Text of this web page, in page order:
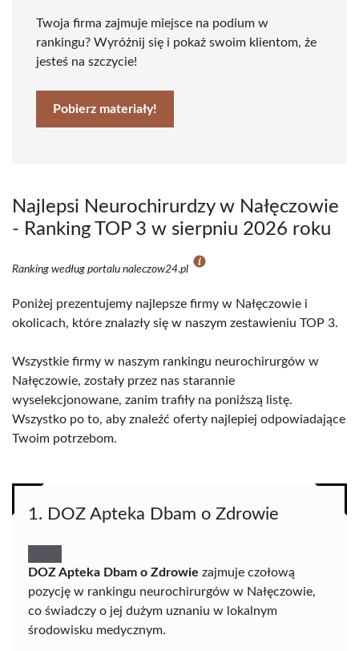
Twoja firma zajmuje miejsce na podium w
rankingu? Wyróżnij się i pokaż swoim klientom, że
jesteś na szczycie!
Pobierz materiały!
Najlepsi Neurochirurdzy w Nałęczowie
- Ranking TOP 3 w sierpniu 2026 roku
Ranking według portalu naleczow24.pl
Poniżej prezentujemy najlepsze firmy w Nałęczowie i
okolicach, które znalazły się w naszym zestawieniu TOP 3.
Wszystkie firmy w naszym rankingu neurochirurgów w
Nałęczowie, zostały przez nas starannie
wyselekcjonowane, zanim trafiły na poniższą listę.
Wszystko po to, aby znaleźć oferty najlepiej odpowiadające
Twoim potrzebom.
1. DOZ Apteka Dbam o Zdrowie
DOZ Apteka Dbam o Zdrowie zajmuje czołową
pozycję w rankingu neurochirurgów w Nałęczowie,
co świadczy o jej dużym uznaniu w lokalnym
środowisku medycznym.